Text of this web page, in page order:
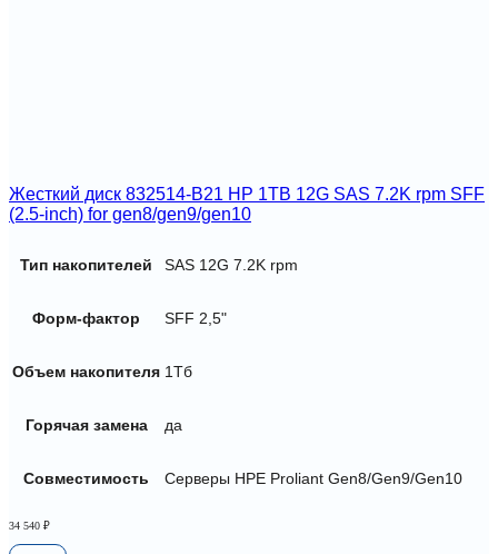
Жесткий диск 832514-B21 HP 1TB 12G SAS 7.2K rpm SFF
(2.5-inch) for gen8/gen9/gen10
Тип накопителей SAS 12G 7.2K rpm
Форм-фактор SFF 2,5"
Объем накопителя 1Тб
Горячая замена да
Совместимость Серверы HPE Proliant Gen8/Gen9/Gen10
34 540 ₽